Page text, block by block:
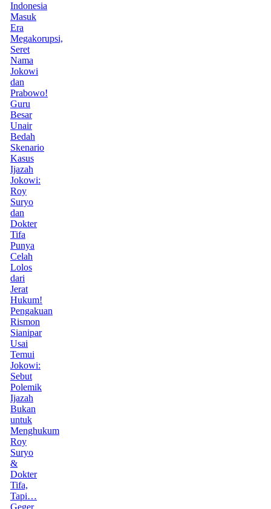
Indonesia
Masuk
Era
Megakorupsi,
Seret
Nama
Jokowi
dan
Prabowo!
Guru
Besar
Unair
Bedah
Skenario
Kasus
Ijazah
Jokowi:
Roy
Suryo
dan
Dokter
Tifa
Punya
Celah
Lolos
dari
Jerat
Hukum!
Pengakuan
Rismon
Sianipar
Usai
Temui
Jokowi:
Sebut
Polemik
Ijazah
Bukan
untuk
Menghukum
Roy
Suryo
&
Dokter
Tifa,
Tapi…
Geger